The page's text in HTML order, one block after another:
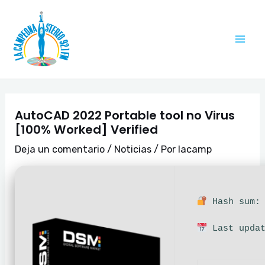
contenido
AutoCAD 2022 Portable tool no Virus
[100% Worked] Verified
Deja un comentario / Noticias / Por lacamp
Hash sum:
Last
de
entradas